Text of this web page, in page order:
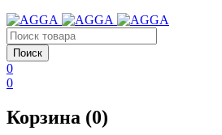
0
0
Корзина (0)